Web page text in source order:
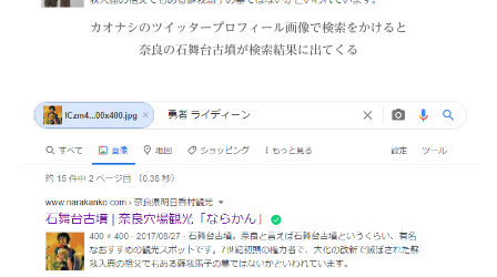
カオナシのツイッタープロフィール画像で検索をかけると
奈良の石舞台古墳が検索結果に出てくる